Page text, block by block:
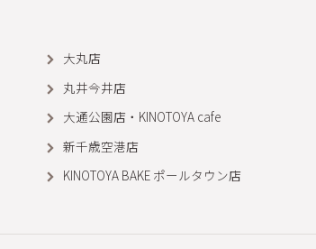
大丸店
丸井今井店
大通公園店・KINOTOYA cafe
新千歳空港店
KINOTOYA BAKE ポールタウン店